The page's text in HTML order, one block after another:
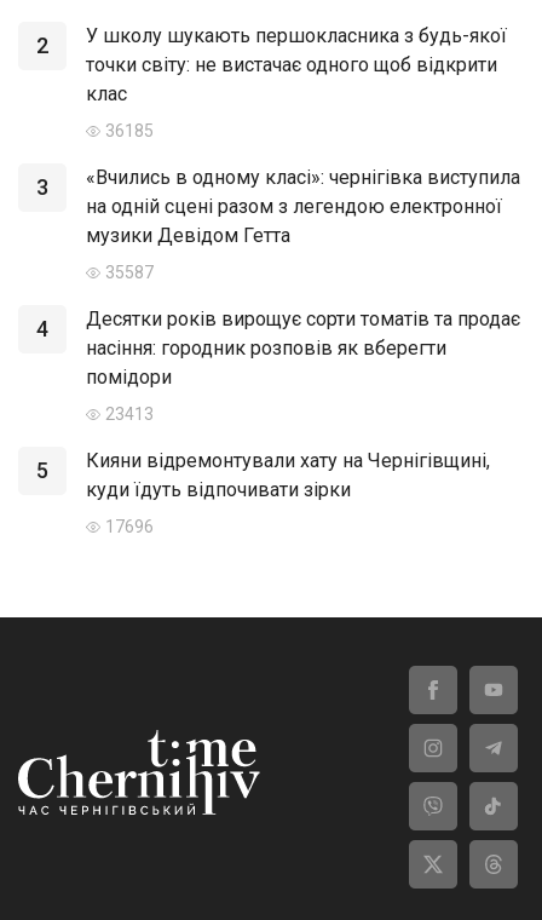
2
У школу шукають першокласника з будь-якої
точки світу: не вистачає одного щоб відкрити
клас
36185
3
«Вчились в одному класі»: чернігівка виступила
на одній сцені разом з легендою електронної
музики Девідом Гетта
35587
4
Десятки років вирощує сорти томатів та продає
насіння: городник розповів як вберегти
помідори
23413
5
Кияни відремонтували хату на Чернігівщині,
куди їдуть відпочивати зірки
17696